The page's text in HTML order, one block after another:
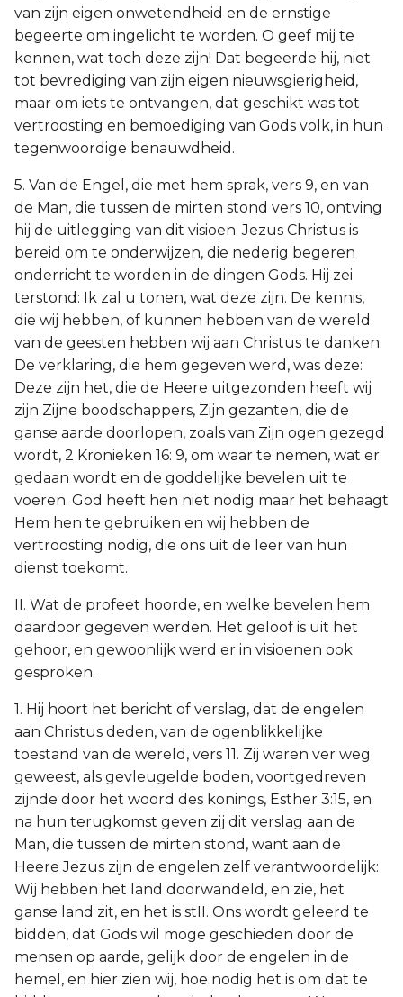
van zijn eigen onwetendheid en de ernstige
begeerte om ingelicht te worden. O geef mij te
kennen, wat toch deze zijn! Dat begeerde hij, niet
tot bevrediging van zijn eigen nieuwsgierigheid,
maar om iets te ontvangen, dat geschikt was tot
vertroosting en bemoediging van Gods volk, in hun
tegenwoordige benauwdheid.
5. Van de Engel, die met hem sprak, vers 9, en van
de Man, die tussen de mirten stond vers 10, ontving
hij de uitlegging van dit visioen. Jezus Christus is
bereid om te onderwijzen, die nederig begeren
onderricht te worden in de dingen Gods. Hij zei
terstond: Ik zal u tonen, wat deze zijn. De kennis,
die wij hebben, of kunnen hebben van de wereld
van de geesten hebben wij aan Christus te danken.
De verklaring, die hem gegeven werd, was deze:
Deze zijn het, die de Heere uitgezonden heeft wij
zijn Zijne boodschappers, Zijn gezanten, die de
ganse aarde doorlopen, zoals van Zijn ogen gezegd
wordt, 2 Kronieken 16: 9, om waar te nemen, wat er
gedaan wordt en de goddelijke bevelen uit te
voeren. God heeft hen niet nodig maar het behaagt
Hem hen te gebruiken en wij hebben de
vertroosting nodig, die ons uit de leer van hun
dienst toekomt.
II. Wat de profeet hoorde, en welke bevelen hem
daardoor gegeven werden. Het geloof is uit het
gehoor, en gewoonlijk werd er in visioenen ook
gesproken.
1. Hij hoort het bericht of verslag, dat de engelen
aan Christus deden, van de ogenblikkelijke
toestand van de wereld, vers 11. Zij waren ver weg
geweest, als gevleugelde boden, voortgedreven
zijnde door het woord des konings, Esther 3:15, en
na hun terugkomst geven zij dit verslag aan de
Man, die tussen de mirten stond, want aan de
Heere Jezus zijn de engelen zelf verantwoordelijk:
Wij hebben het land doorwandeld, en zie, het
ganse land zit, en het is stII. Ons wordt geleerd te
bidden, dat Gods wil moge geschieden door de
mensen op aarde, gelijk door de engelen in de
hemel, en hier zien wij, hoe nodig het is om dat te